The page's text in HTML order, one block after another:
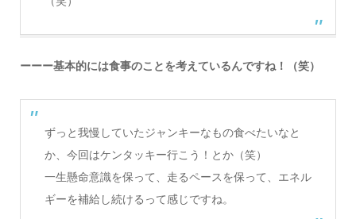
ーーー基本的には食事のことを考えているんですね！（笑）
ずっと我慢していたジャンキーなもの食べたいなと
か、今回はケンタッキー行こう！とか（笑）
一生懸命意識を保って、走るペースを保って、エネル
ギーを補給し続けるって感じですね。